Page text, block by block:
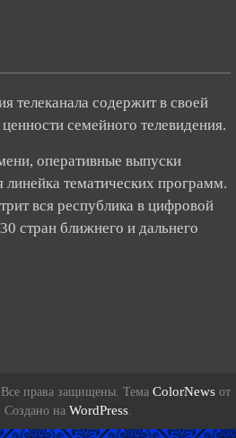
телеканала содержит в своей
оперативные выпуски
линейка тематических программ.
вся республика в цифровой
стран ближнего и дальнего
права защищены. Тема
Создано наWordPress.